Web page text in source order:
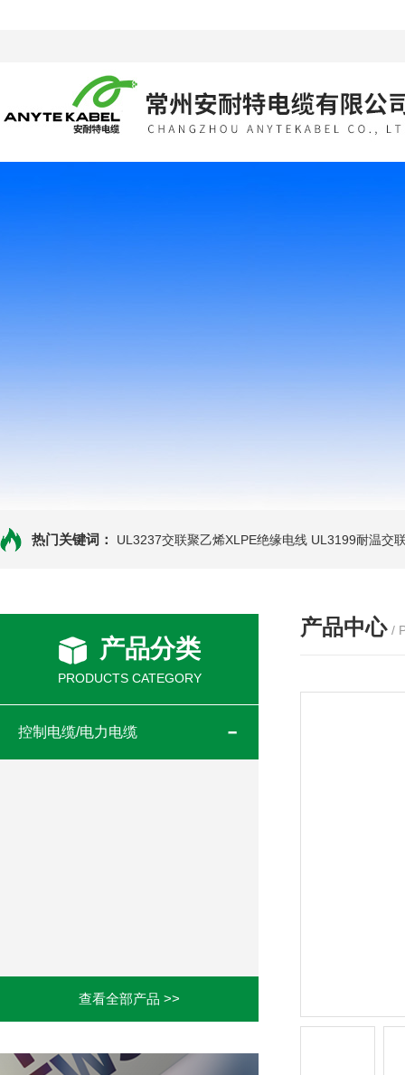
热门关键词： UL3237交联聚乙烯XLPE绝缘电线 UL3199耐温交
产品分类
PRODUCTS CATEGORY
控制电缆/电力电缆
查看全部产品 >>
产品中心 /